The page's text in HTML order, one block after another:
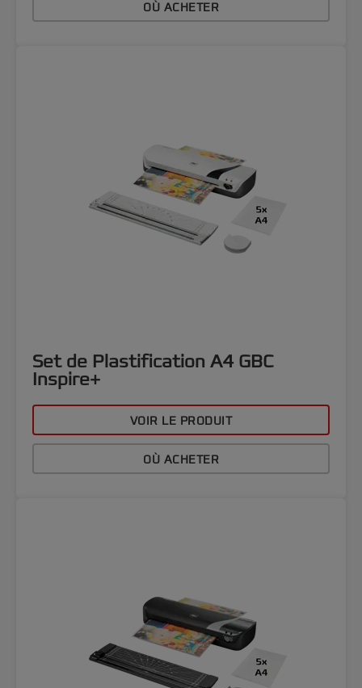
OÙ ACHETER
Set de Plastification A4 GBC
Inspire+
VOIR LE PRODUIT
OÙ ACHETER